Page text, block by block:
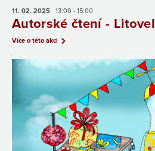
11. 02. 2025 13:00 - 15:00
Autorské čtení - Litovel
Více o této akci